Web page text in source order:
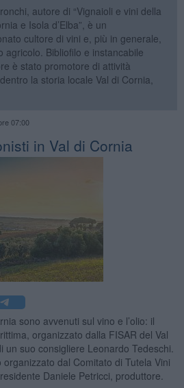
autore di “Vignaioli e vini della
e Isola d’Elba”, è un
cultore di vini e, più in generale,
agricolo. Bibliofilo e instancabile
è stato promotore di attività
la storia locale Val di Cornia,
07:00
in Val di Cornia
sono avvenuti sul vino e l’olio: il
organizzato dalla FISAR del Val
suo consigliere Leonardo Tedeschi.
dal Comitato di Tutela Vini
Daniele Petricci, produttore.